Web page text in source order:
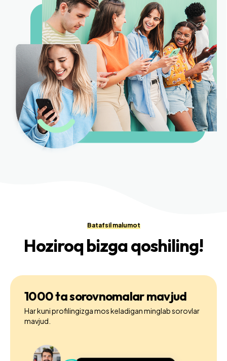
Batafsil malumot
Hoziroq bizga qoshiling!
1000 ta sorovnomalar mavjud
Har kuni profilingizga mos keladigan minglab sorovlar
mavjud.